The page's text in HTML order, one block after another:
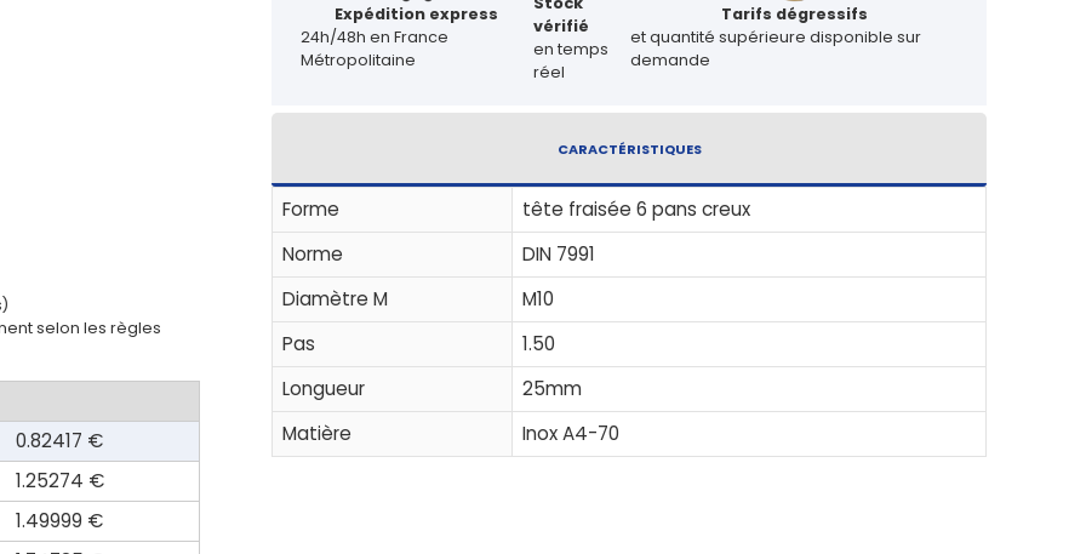
selon les règles
0.82417 €
1.25274 €
1.49999 €
Expédition express
24h/48h en France
Métropolitaine
vérifié
en temps
réel
Tarifs dégressifs
et quantité supérieure disponible sur
demande
CARACTÉRISTIQUES
Forme
tête fraisée 6 pans creux
Norme
DIN 7991
Diamètre M
M10
Pas
1.50
Longueur
25mm
Matière
Inox A4-70